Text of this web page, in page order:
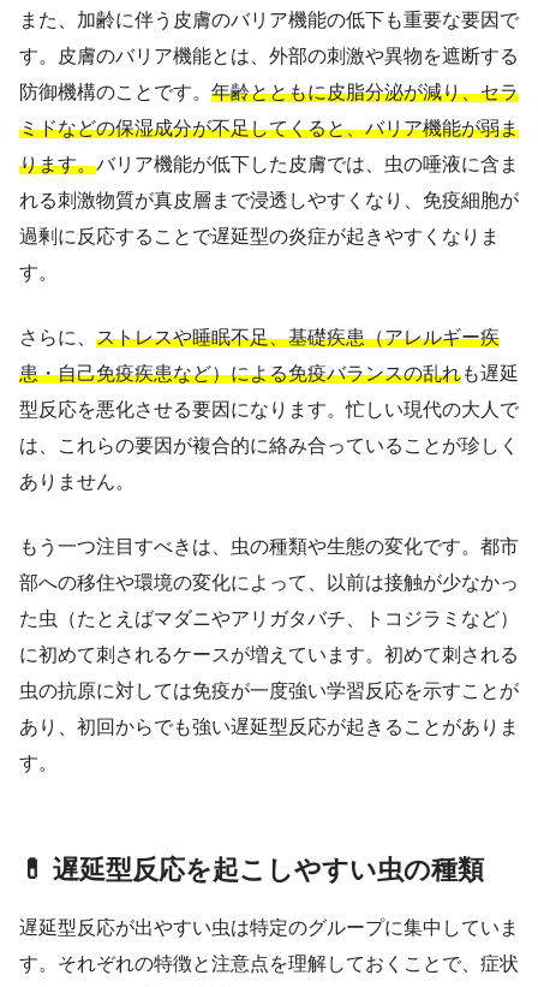
また、加齢に伴う皮膚のバリア機能の低下も重要な要因で
す。皮膚のバリア機能とは、外部の刺激や異物を遮断する
防御機構のことです。 年齢とともに皮脂分泌が減り、セラ
ミドなどの保湿成分が不足してくると、バリア機能が弱ま
ります。バリア機能が低下した皮膚では、虫の唾液に含ま
れる刺激物質が真皮層まで浸透しやすくなり、免疫細胞が
過剰に反応することで遅延型の炎症が起きやすくなりま
す。
さらに、 ストレスや睡眠不足、基礎疾患（アレルギー疾
患・自己免疫疾患など）による免疫バランスの乱れも遅延
型反応を悪化させる要因になります。忙しい現代の大人で
は、これらの要因が複合的に絡み合っていることが珍しく
ありません。
もう一つ注目すべきは、虫の種類や生態の変化です。都市
部への移住や環境の変化によって、以前は接触が少なかっ
た虫（たとえばマダニやアリガタバチ、トコジラミなど）
に初めて刺されるケースが増えています。初めて刺される
虫の抗原に対しては免疫が一度強い学習反応を示すことが
あり、初回からでも強い遅延型反応が起きることがありま
す。
💊 遅延型反応を起こしやすい虫の種類
遅延型反応が出やすい虫は特定のグループに集中していま
す。それぞれの特徴と注意点を理解しておくことで、症状